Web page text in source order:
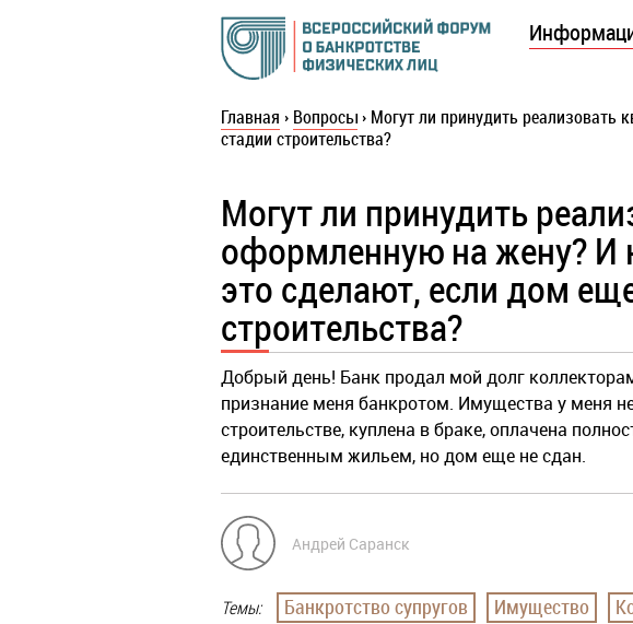
Главная › Вопросы › Могут ли принудить реализовать
стадии строительства?
Могут ли принудить
оформленную на жену? И
это сделают, если дом
строительства?
Добрый день! Банк продал мой долг
признание меня банкротом. Имущества у меня
строительстве, куплена в браке, оплачена
единственным жильем, но дом еще не сдан.
Андрей Саранск
Темы: Банкротство супругов Имущество